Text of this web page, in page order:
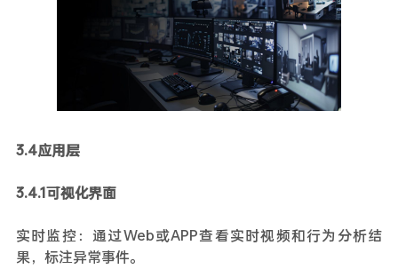
3.4应用层
3.4.1可视化界面
实时监控：通过Web或APP查看实时视频和行为分析结
果，标注异常事件。